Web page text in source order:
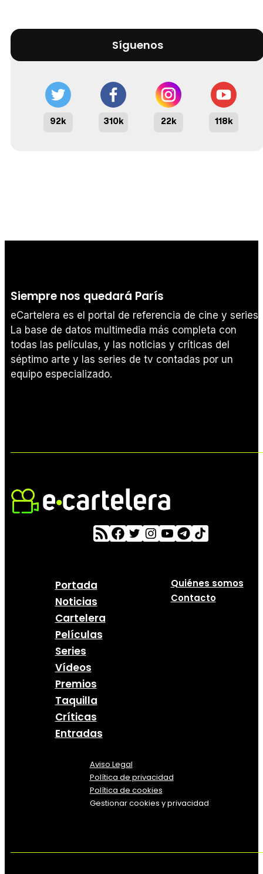
Síguenos
92k 310k 22k 118k
Siempre nos quedará París
eCartelera es el portal de referencia de cine y series.
La base de datos multimedia más completa con
todas las películas, y las noticias y críticas del
séptimo arte y las series de tv contadas por un
equipo especializado.
Portada
Noticias
Cartelera
Películas
Series
Vídeos
Premios
Taquilla
Críticas
Entradas
Quiénes somos
Contacto
Aviso Legal
Política de privacidad
Política de cookies
Gestionar cookies y privacidad